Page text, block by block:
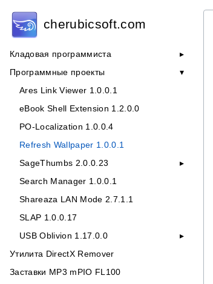
cherubicsoft.com
Кладовая программиста
Программные проекты
Ares Link Viewer 1.0.0.1
eBook Shell Extension 1.2.0.0
PO-Localization 1.0.0.4
Refresh Wallpaper 1.0.0.1
SageThumbs 2.0.0.23
Search Manager 1.0.0.1
Shareaza LAN Mode 2.7.1.1
SLAP 1.0.0.17
USB Oblivion 1.17.0.0
Утилита DirectX Remover
Заставки MP3 mPIO FL100